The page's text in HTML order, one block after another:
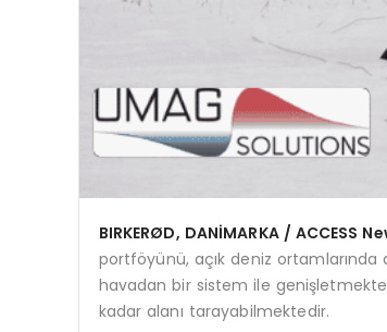
BIRKERØD, DANİMARKA / ACCESS
portföyünü, açık deniz ortamlarında
havadan bir sistem ile
kadar alanı tarayabilmektedir.